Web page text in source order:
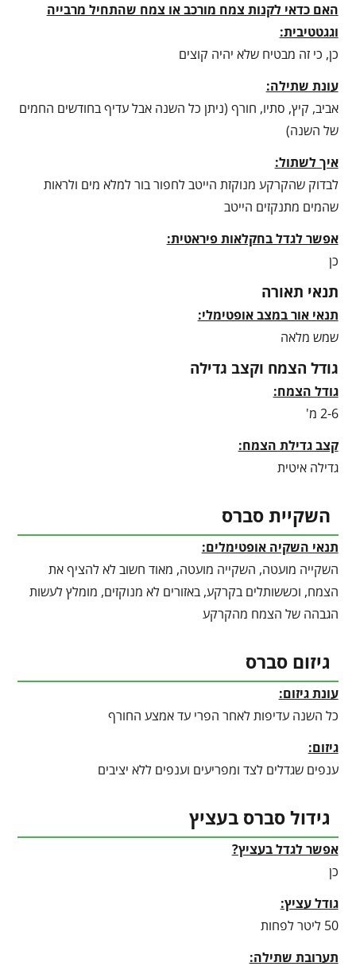
האם כדאי לקנות צמח מורכב או צמח שהתחיל מרבייה
וגגטטיבית:
כן, כי זה מבטיח שלא יהיה קוצים
עונת שתילה:
אביב, קיץ, סתיו, חורף (ניתן כל השנה אבל עדיף בחודשים החמים
של השנה)
איך לשתול:
לבדוק שהקרקע מנוקזת הייטב לחפור בור למלא מים ולראות
שהמים מתנקזים הייטב
אפשר לגדל בחקלאות פיראטית:
כן
תנאי תאורה
תנאי אור במצב אופטימלי:
שמש מלאה
גודל הצמח וקצב גדילה
גודל הצמח:
2-6 מ'
קצב גדילת הצמח:
גדילה איטית
השקיית סברס
תנאי השקיה אופטימלים:
השקייה מועטה, השקייה מועטה, מאוד חשוב לא להציף את
הצמח, וכששותלים בקרקע, באזורים לא מנוקזים, מומלץ לעשות
הגבהה של הצמח מהקרקע
גיזום סברס
עונת גיזום:
כל השנה עדיפות לאחר הפרי עד אמצע החורף
גיזום:
ענפים שגדלים לצד ומפריעים וענפים ללא יציבים
גידול סברס בעציץ
אפשר לגדל בעציץ?
כן
גודל עציץ:
50 ליטר לפחות
תערובת שתילה: